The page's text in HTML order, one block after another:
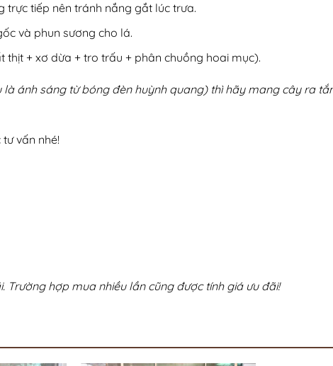
trực tiếp nên tránh nắng gắt lúc trưa.
và phun sương cho lá.
+ xơ dừa + tro trấu + phân chuồng hoai mục).
ánh sáng từ bóng đèn huỳnh quang) thì hãy mang cây ra
vấn nhé!
Trường hợp mua nhiều lần cũng được tính giá ưu đãi!